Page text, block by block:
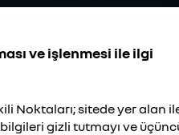
ve işlenmesi ile ilgi
Noktaları; sitede yer alan
gizli tutmayı ve